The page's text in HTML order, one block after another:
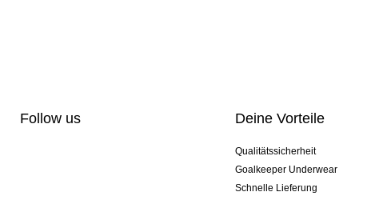
Follow us Deine Vorteile
Qualitätssicherheit
Goalkeeper Underwear
Schnelle Lieferung